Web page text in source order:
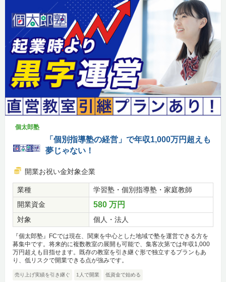
個太郎塾
「個別指導塾の経営」で年収1,000万円超えも
夢じゃない！
開業お祝い金対象企業
業種
学習塾・個別指導塾・家庭教師
開業資金
580 万円
対象 個人・法人
『個太郎塾』FCでは現在、関東を中心とした地域で塾を運営できる方を
募集中です。将来的に複数教室の展開も可能で、集客次第では年収1,000
万円超えも目指せます。既存の教室を引き継ぐ形で独立するプランもあ
り、低リスクで開業できる点が強みです。
売り上げ実績を引き継ぐ 1人で開業 低資金で始める